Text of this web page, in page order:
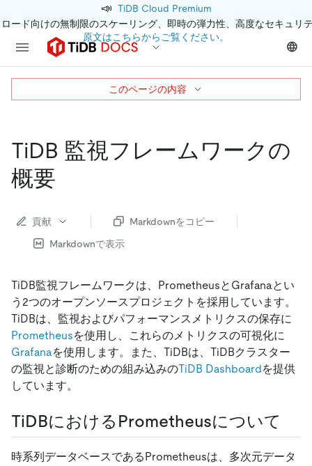
📣 TiDB Cloud Premium
ード向けの無制限のスケーリング、即時の弾力性、高度なセキュリ
原文はこちらからご覧ください。
TiDB 監視フレームワークの
概要
貢献
Markdownをコピー
Markdownで表示
TiDB監視フレームワークは、PrometheusとGrafanaとい
う2つのオープンソースプロジェクトを採用しています。
TiDBは、監視およびパフォーマンスメトリクスの保存に
Prometheusを使用し、これらのメトリクスの可視化に
Grafanaを使用します。また、TiDBは、TiDBクラスター
の監視と診断のための組み込みのTiDB Dashboardを提供
しています。
TiDBにおけるPrometheusについて
時系列データベースであるPrometheusは、多次元データ
このページの内容